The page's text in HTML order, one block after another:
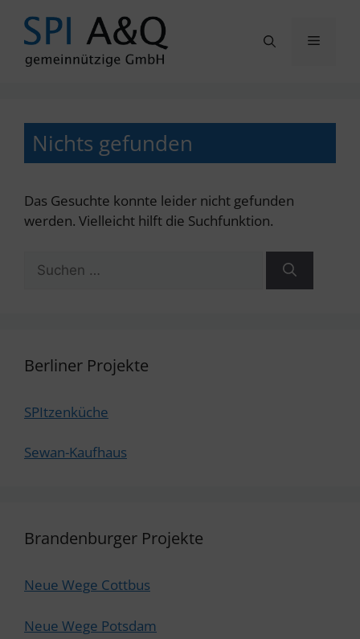
Inhalt
springen
Menü
Nichts gefunden
Das Gesuchte konnte leider nicht gefunden
werden. Vielleicht hilft die Suchfunktion.
nach:
Berliner Projekte
SPItzenküche
Sewan-Kaufhaus
Brandenburger Projekte
Neue Wege Cottbus
Neue Wege Potsdam